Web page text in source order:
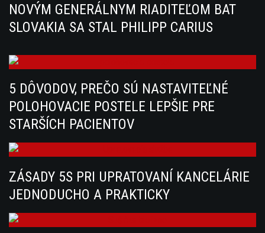
NOVÝM GENERÁLNYM RIADITEĽOM BAT
SLOVAKIA SA STAL PHILIPP CARIUS
5 DÔVODOV, PREČO SÚ NASTAVITEĽNÉ
POLOHOVACIE POSTELE LEPŠIE PRE
STARŠÍCH PACIENTOV
ZÁSADY 5S PRI UPRATOVANÍ KANCELÁRIE
JEDNODUCHO A PRAKTICKY